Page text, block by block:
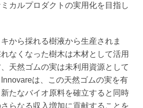
カルプロダクトの実用化を目指し
から採れる樹液から生産されま
なくなった樹木は木材として活用
天然ゴムの実は未利用資源として
は、この天然ゴムの実を有
たなバイオ原料を確立すると同時
らなる収入増加に貢献することを